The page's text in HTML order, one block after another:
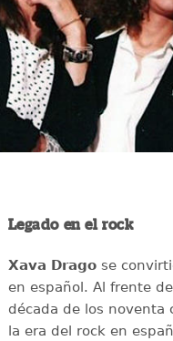
Legado en el rock
Xava Dragose
en español. Al frente
década de los
la era del rock en